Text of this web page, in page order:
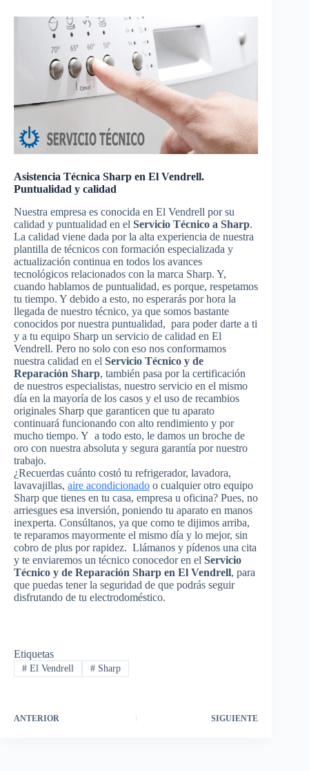
Asistencia Técnica Sharp en El Vendrell.
Puntualidad y calidad
Nuestra empresa es conocida en El Vendrell por su
calidad y puntualidad en el Servicio Técnico a Sharp.
La calidad viene dada por la alta experiencia de nuestra
plantilla de técnicos con formación especializada y
actualización continua en todos los avances
tecnológicos relacionados con la marca Sharp. Y,
cuando hablamos de puntualidad, es porque, respetamos
tu tiempo. Y debido a esto, no esperarás por hora la
llegada de nuestro técnico, ya que somos bastante
conocidos por nuestra puntualidad, para poder darte a ti
y a tu equipo Sharp un servicio de calidad en El
Vendrell. Pero no solo con eso nos conformamos
nuestra calidad en el Servicio Técnico y de
Reparación Sharp, también pasa por la certificación
de nuestros especialistas, nuestro servicio en el mismo
día en la mayoría de los casos y el uso de recambios
originales Sharp que garanticen que tu aparato
continuará funcionando con alto rendimiento y por
mucho tiempo. Y a todo esto, le damos un broche de
oro con nuestra absoluta y segura garantía por nuestro
trabajo.
¿Recuerdas cuánto costó tu refrigerador, lavadora,
lavavajillas, aire acondicionado o cualquier otro equipo
Sharp que tienes en tu casa, empresa u oficina? Pues, no
arriesgues esa inversión, poniendo tu aparato en manos
inexperta. Consúltanos, ya que como te dijimos arriba,
te reparamos mayormente el mismo día y lo mejor, sin
cobro de plus por rapidez. Llámanos y pídenos una cita
y te enviaremos un técnico conocedor en el Servicio
Técnico y de Reparación Sharp en El Vendrell, para
que puedas tener la seguridad de que podrás seguir
disfrutando de tu electrodoméstico.
Etiquetas
#El Vendrell #Sharp
ANTERIOR SIGUIENTE